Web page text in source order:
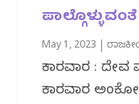
May 1, 2023 |
ಕಾರವಾರ : ದೇವ
ಕಾರವಾರ